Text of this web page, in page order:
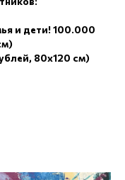
и дети! 100.000
80x120 см)